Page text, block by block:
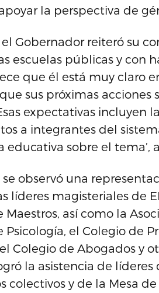
la perspectiva de
el Gobernador reiteró su
escuelas públicas y con
que él está muy claro
sus próximas acciones
expectativas
a integrantes del
educativa sobre el tema’,
se observó una
líderes magisteriales de
Maestros, así como la
Psicología, el Colegio de
Colegio de Abogados y
la asistencia de
colectivos y de la Mesa